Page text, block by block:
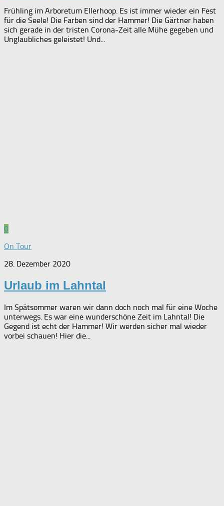
Frühling im Arboretum Ellerhoop. Es ist immer wieder ein Fest
für die Seele! Die Farben sind der Hammer! Die Gärtner haben
sich gerade in der tristen Corona-Zeit alle Mühe gegeben und
Unglaubliches geleistet! Und...
0
On Tour
28. Dezember 2020
Urlaub im Lahntal
Im Spätsommer waren wir dann doch noch mal für eine Woche
unterwegs. Es war eine wunderschöne Zeit im Lahntal! Die
Gegend ist echt der Hammer! Wir werden sicher mal wieder
vorbei schauen! Hier die...